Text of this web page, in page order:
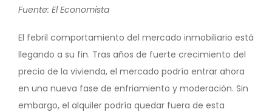
Fuente: El Economista
El febril comportamiento del mercado inmobiliario está
llegando a su fin. Tras años de fuerte crecimiento del
precio de la vivienda, el mercado podría entrar ahora
en una nueva fase de enfriamiento y moderación. Sin
embargo, el alquiler podría quedar fuera de esta